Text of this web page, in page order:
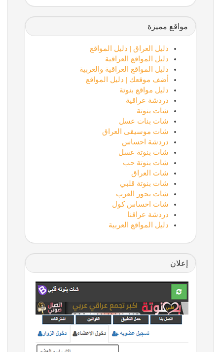
مواقع مميزة
دليل العراق | دليل المواقع
دليل المواقع العراقية
دليل المواقع العراقية والعربية
أضف موقعك | دليل المواقع
دليل مواقع بنوتة
دردشة عراقية
شات بنوتة
شات بنات عسل
شات موسيقى العراق
دردشة احساس
شات بنوتة عسل
شات بنوتة حب
شات العراق
شات بنوتة قلبي
شات بحور العرب
شات احساس كول
دردشة عراقنا
دليل المواقع العربية
إعلان